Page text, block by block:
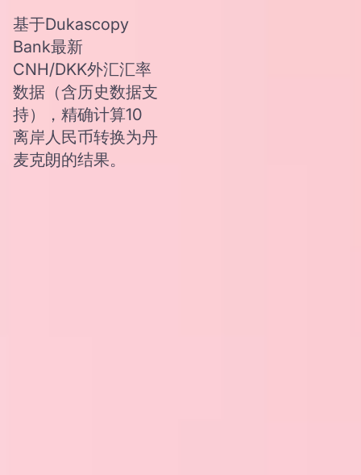
基于Dukascopy
Bank最新
CNH/DKK外汇汇率
数据（含历史数据支
持），精确计算10
离岸人民币转换为丹
麦克朗的结果。